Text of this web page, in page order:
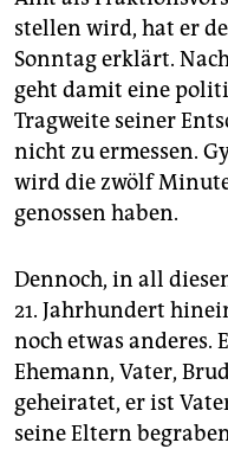
stellen wird, hat er
Sonntag erklärt.
geht damit eine
Tragweite seiner
nicht zu ermessen.
wird die zwölf
genossen haben.
Dennoch, in all
21. Jahrhundert
noch etwas anderes.
Ehemann, Vater,
geheiratet, er ist
seine Eltern